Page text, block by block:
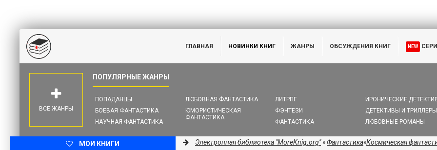
ГЛАВНАЯ НОВИНКИ КНИГ ЖАНРЫ ОБСУЖДЕНИЯ КНИГ NEW
ПОПАДАНЦЫ
БОЕВАЯ ФАНТАСТИКА
НАУЧНАЯ ФАНТАСТИКА
ЛЮБОВНАЯ ФАНТАСТИКА
ЮМОРИСТИЧЕСКАЯ
ФАНТАСТИКА
ЛИТРПГ
ФЭНТЕЗИ
ФАНТАСТИКА
ИРОНИЧЕСКИЕ
ДЕТЕКТИВЫ И ТРИЛЛЕРЫ
ЛЮБОВНЫЕ РОМАНЫ
ВСЕ ЖАНРЫ
МОИ КНИГИ Электронная библиотека "MoreKnig.org"»Фантастика»Космическая